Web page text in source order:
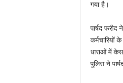
गया है।
पार्षद
कर्मचारियों
धाराओं में केस
पुलिस ने